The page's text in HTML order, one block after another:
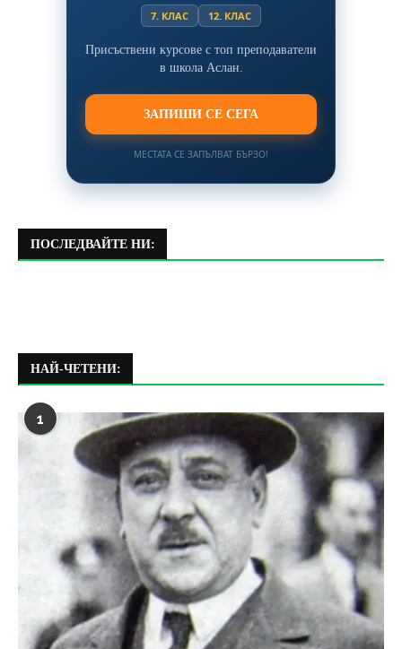
7. КЛАС 12. КЛАС
Присъствени курсове с топ преподаватели
в школа Аслан.
ЗАПИШИ СЕ СЕГА
МЕСТАТА СЕ ЗАПЪЛВАТ БЪРЗО!
ПОСЛЕДВАЙТЕ НИ:
НАЙ-ЧЕТЕНИ:
1